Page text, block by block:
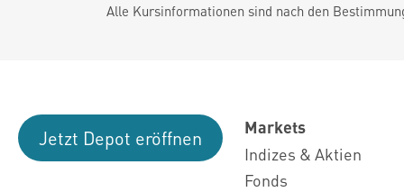
Alle Kursinformationen sind nach den
Jetzt Depot eröffnen
Markets
Indizes & Aktien
Fonds